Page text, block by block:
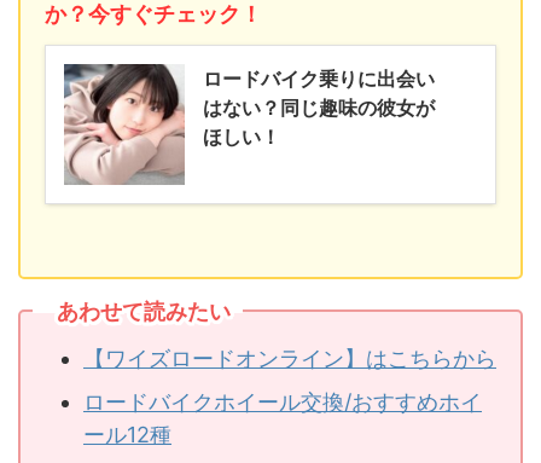
か？今すぐチェック！
ロードバイク乗りに出会い
はない？同じ趣味の彼女が
ほしい！
あわせて読みたい
【ワイズロードオンライン】はこちらから
ロードバイクホイール交換/おすすめホイ
ール12種